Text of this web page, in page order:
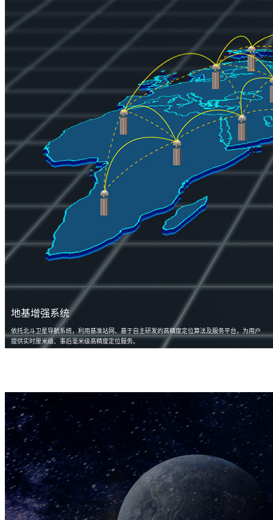
地基增强系统
依托北斗卫星导航系统，利用基准站网、基于自主研发的高精度定位算法及服务平台，为用户
提供实时厘米级、事后毫米级高精度定位服务。